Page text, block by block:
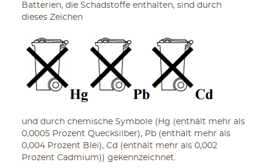
Batterien, die Schadstoffe enthalten, sind durch
dieses Zeichen
und durch chemische Symbole (Hg (enthält mehr als
0,0005 Prozent Quecksilber), Pb (enthält mehr als
0,004 Prozent Blei), Cd (enthält mehr als 0,002
Prozent Cadmium)) gekennzeichnet.